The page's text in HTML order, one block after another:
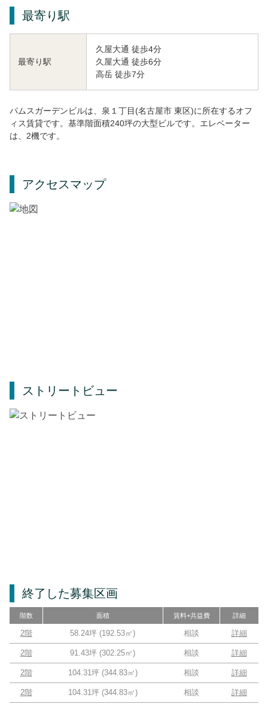
最寄り駅
最寄り駅
久屋大通 徒歩4分
久屋大通 徒歩6分
高岳 徒歩7分
パムスガーデンビルは、泉１丁目(名古屋市 東区)に所在するオフ
ィス賃貸です。基準階面積240坪の大型ビルです。エレベーター
は、2機です。
アクセスマップ
ストリートビュー
終了した募集区画
階数 面積 賃料+共益費 詳細
2階 58.24坪 (192.53㎡) 相談 詳細
2階 91.43坪 (302.25㎡) 相談 詳細
2階 104.31坪 (344.83㎡) 相談 詳細
2階 104.31坪 (344.83㎡) 相談 詳細